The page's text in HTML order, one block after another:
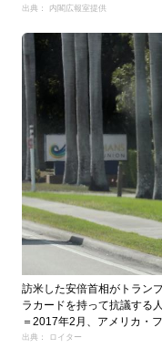
出典： 内閣広報室提供
訪米した安倍首相がトラン
ラカードを持って抗議する
＝2017年2月、アメリカ・
出典： ロイター